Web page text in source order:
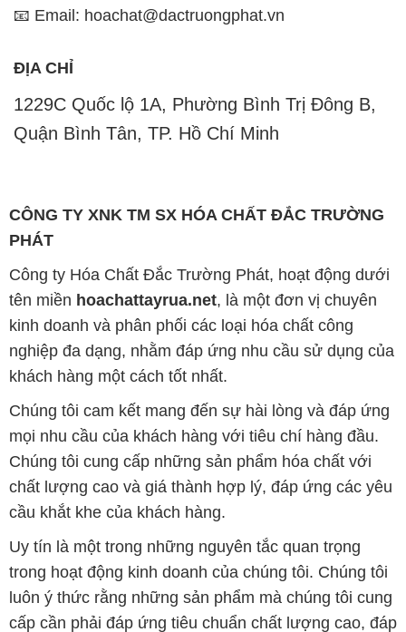
📧 Email: hoachat@dactruongphat.vn
ĐỊA CHỈ
1229C Quốc lộ 1A, Phường Bình Trị Đông B,
Quận Bình Tân, TP. Hồ Chí Minh
CÔNG TY XNK TM SX HÓA CHẤT ĐẮC TRƯỜNG
PHÁT
Công ty Hóa Chất Đắc Trường Phát, hoạt động dưới
tên miền hoachattayrua.net, là một đơn vị chuyên
kinh doanh và phân phối các loại hóa chất công
nghiệp đa dạng, nhằm đáp ứng nhu cầu sử dụng của
khách hàng một cách tốt nhất.
Chúng tôi cam kết mang đến sự hài lòng và đáp ứng
mọi nhu cầu của khách hàng với tiêu chí hàng đầu.
Chúng tôi cung cấp những sản phẩm hóa chất với
chất lượng cao và giá thành hợp lý, đáp ứng các yêu
cầu khắt khe của khách hàng.
Uy tín là một trong những nguyên tắc quan trọng
trong hoạt động kinh doanh của chúng tôi. Chúng tôi
luôn ý thức rằng những sản phẩm mà chúng tôi cung
cấp cần phải đáp ứng tiêu chuẩn chất lượng cao, đáp